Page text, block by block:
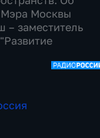
Мэра Москвы
– заместитель